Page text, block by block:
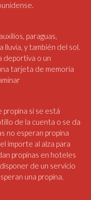
paraguas,
y también del sol.
deportiva o un
tarjeta de memoria
si se está
de la cuenta o se da
no esperan propina
importe al alza para
propinas en hoteles
de un servicio
una propina.